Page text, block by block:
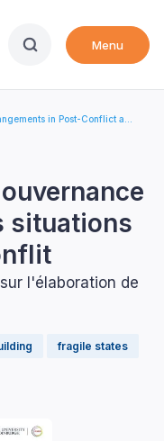
Menu
in Post-Conflict a...
situations
l'élaboration de
fragile states